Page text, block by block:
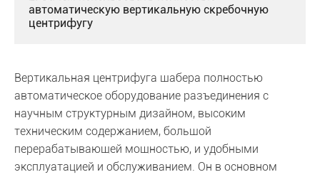
автоматическую вертикальную скребочную
центрифугу
Вертикальная центрифуга шабера полностью
автоматическое оборудование разъединения с
научным структурным дизайном, высоким
техническим содержанием, большой
перерабатывающей мощностью, и удобными
эксплуатацией и обслуживанием. Он в основном